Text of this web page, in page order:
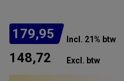
179,95 Incl. 21% btw
148,72 Excl. btw